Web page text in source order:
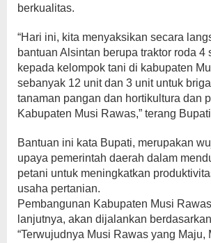
berkualitas.
“Hari ini, kita menyaksikan secara
bantuan Alsintan berupa traktor roda 4
kepada kelompok tani di kabupaten
sebanyak 12 unit dan 3 unit untuk
tanaman pangan dan hortikultura dan
Kabupaten Musi Rawas,” terang
Bantuan ini kata Bupati, merupakan
upaya pemerintah daerah dalam
petani untuk meningkatkan
usaha pertanian.
Pembangunan Kabupaten Musi
lanjutnya, akan dijalankan
“Terwujudnya Musi Rawas yang Maju,